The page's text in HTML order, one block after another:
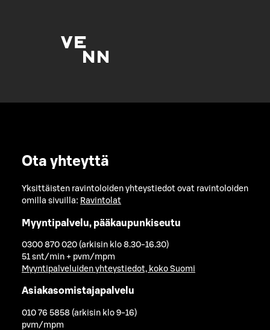
Ota yhteyttä
Yksittäisten ravintoloiden yhteystiedot ovat ravintoloiden
omilla sivuilla: Ravintolat
Myyntipalvelu, pääkaupunkiseutu
0300 870 020 (arkisin klo 8.30-16.30)
51 snt/min + pvm/mpm
Myyntipalveluiden yhteystiedot, koko Suomi
Asiakasomistajapalvelu
010 76 5858 (arkisin klo 9-16)
pvm/mpm